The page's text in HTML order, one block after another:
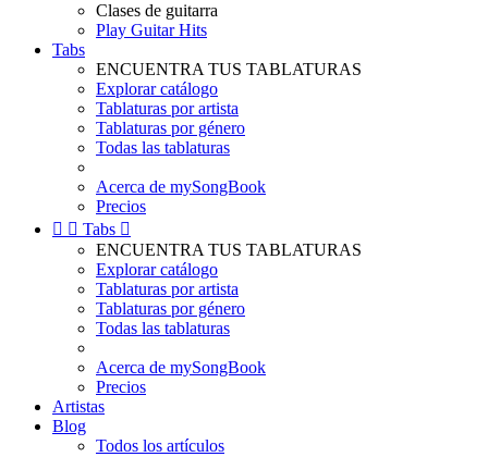
Clases de guitarra
Play Guitar Hits
Tabs
ENCUENTRA TUS TABLATURAS
Explorar catálogo
Tablaturas por artista
Tablaturas por género
Todas las tablaturas
Acerca de mySongBook
Precios
  Tabs 
ENCUENTRA TUS TABLATURAS
Explorar catálogo
Tablaturas por artista
Tablaturas por género
Todas las tablaturas
Acerca de mySongBook
Precios
Artistas
Blog
Todos los artículos